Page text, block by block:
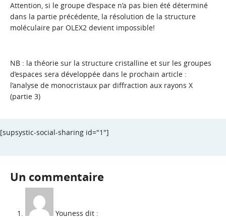
Attention, si le groupe d’espace n’a pas bien été déterminé
dans la partie précédente, la résolution de la structure
moléculaire par OLEX2 devient impossible!
NB : la théorie sur la structure cristalline et sur les groupes
d’espaces sera développée dans le prochain article :
l’analyse de monocristaux par diffraction aux rayons X
(partie 3)
[supsystic-social-sharing id="1"]
Un commentaire
Youness dit :